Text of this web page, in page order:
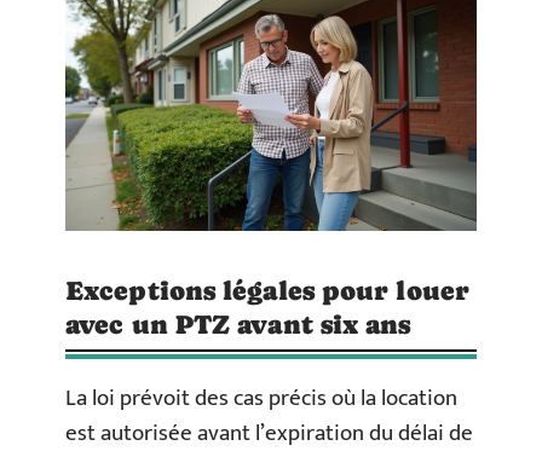
Exceptions légales pour louer
avec un PTZ avant six ans
La loi prévoit des cas précis où la location
est autorisée avant l’expiration du délai de